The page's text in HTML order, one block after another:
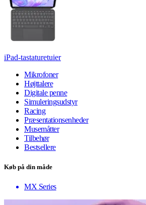
iPad-tastaturetuier
Mikrofoner
Højttalere
Digitale penne
Simuleringsudstyr
Racing
Præsentationsenheder
Musemåtter
Tilbehør
Bestsellere
Køb på din måde
MX Series